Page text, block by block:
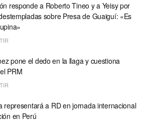
responde a Roberto Tineo y a Yeisy por
sobre Presa de Guaiguí: «Es
pone el dedo en la llaga y cuestiona
PRM
representará a RD en jornada internacional
en Perú